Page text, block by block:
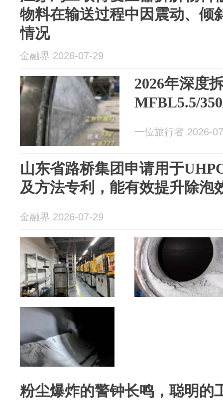
物料在输送过程中因震动、倾
情况
金融界 2026-07-29
2026年深度
MFBL5.5/
一位旅行者 2026-
山东省路桥集团申请用于
及方法专利，能有效提升除泡
金融界 2026-07-29
粉尘爆炸的警钟长鸣，聪明的